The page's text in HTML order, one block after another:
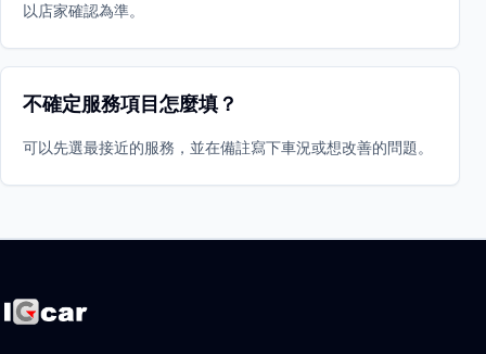
以店家確認為準。
不確定服務項目怎麼填？
可以先選最接近的服務，並在備註寫下車況或想改善的問題。